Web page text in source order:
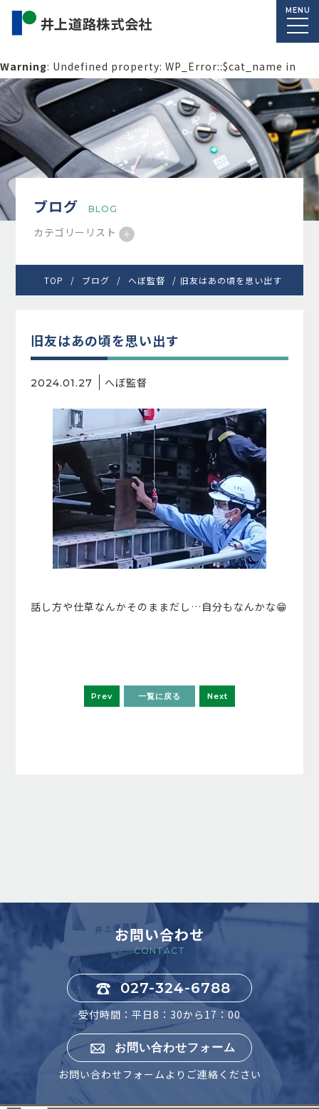
MENU
Warning: Undefined property: WP_Error::$cat_name in
/home/macolab2/inouedoro.co.jp/public_html/wp-
content/themes/inourdoro_theme_2024/single.phpon
line14
ブログ BLOG
カテゴリーリスト
TOP ブログ へぼ監督 旧友はあの頃を思い出す
旧友はあの頃を思い出す
2024.01.27 へぼ監督
話し方や仕草なんかそのままだし…自分もなんかな😁
Prev 一覧に戻る Next
お問い合わせ
CONTACT
027-324-6788
受付時間：平日8：30から17：00
お問い合わせフォーム
お問い合わせフォームよりご連絡ください